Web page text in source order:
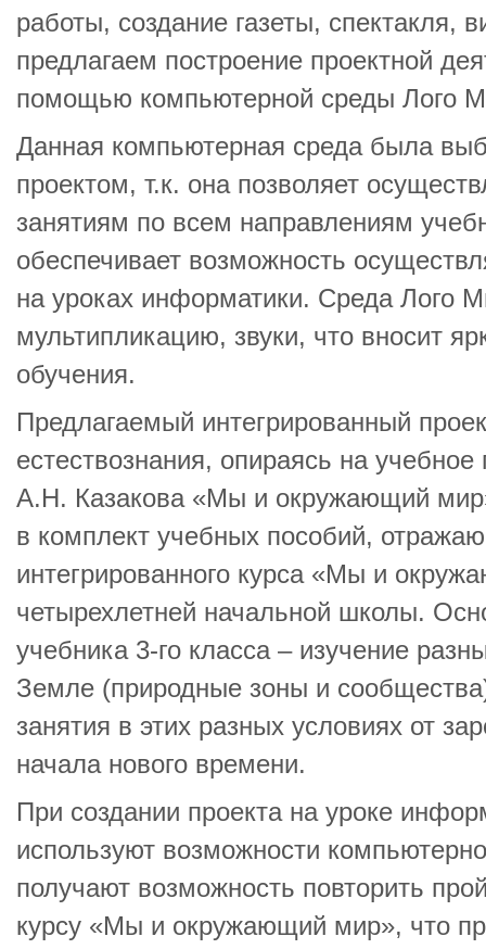
работы, создание газеты,
предлагаем построение проектной
помощью компьютерной среды Лого
Данная компьютерная среда была
проектом, т.к. она позволяет
занятиям по всем направлениям
обеспечивает возможность
на уроках информатики. Среда Лого
мультипликацию, звуки, что вносит
обучения.
Предлагаемый интегрированный
естествознания, опираясь на
А.Н. Казакова «Мы и окружающий
в комплект учебных пособий,
интегрированного курса «Мы и
четырехлетней начальной школы.
учебника 3-го класса – изучение
Земле (природные зоны и
занятия в этих разных условиях от
начала нового времени.
При создании проекта на уроке
используют возможности
получают возможность повторить
курсу «Мы и окружающий мир», что